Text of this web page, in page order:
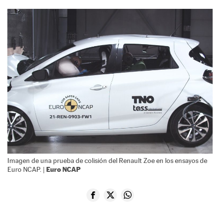
Imagen de una prueba de colisión del Renault Zoe en los ensayos de
Euro NCAP. | Euro NCAP